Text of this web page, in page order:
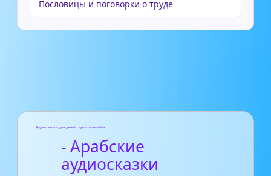
Пословицы и поговорки о труде
Аудиосказки для детей слушать онлайн
- Арабские
аудиосказки